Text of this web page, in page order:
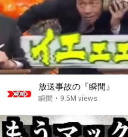
放送事故の『瞬間』
瞬間 • 9.5M views